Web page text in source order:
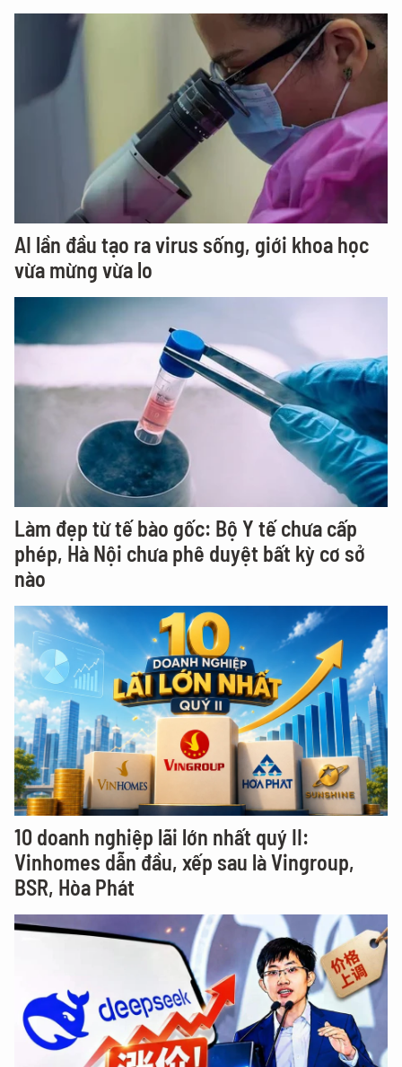
AI lần đầu tạo ra virus sống, giới khoa học
vừa mừng vừa lo
Làm đẹp từ tế bào gốc: Bộ Y tế chưa cấp
phép, Hà Nội chưa phê duyệt bất kỳ cơ sở
nào
10 doanh nghiệp lãi lớn nhất quý II:
Vinhomes dẫn đầu, xếp sau là Vingroup,
BSR, Hòa Phát